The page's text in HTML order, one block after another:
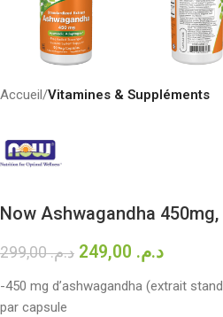
Accueil Vitamines & Suppléments
Now Ashwagandha
د.م.299,00 د.م.
-450 mg d’ashwagandha (extrait
par capsule